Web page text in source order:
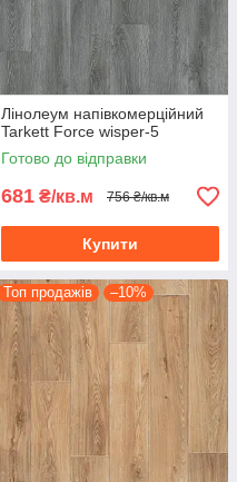
Лінолеум напівкомерційний
Tarkett Force wisper-5
Готово до відправки
681 ₴/кв.м 756 ₴/кв.м
Купити
Топ продажів –10%